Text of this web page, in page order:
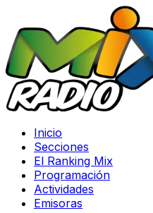
Inicio
Secciones
El Ranking Mix
Programación
Actividades
Emisoras